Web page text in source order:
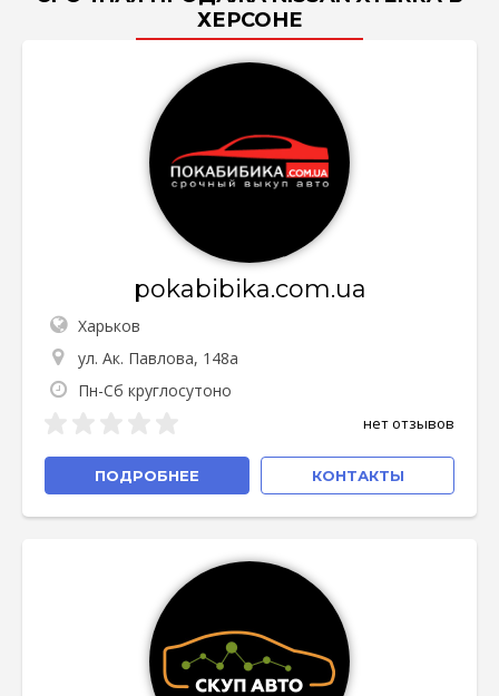
ХЕРСОНЕ
pokabibika.com.ua
Харьков
ул. Ак. Павлова, 148а
Пн-Сб круглосутоно
нет отзывов
ПОДРОБНЕЕ КОНТАКТЫ